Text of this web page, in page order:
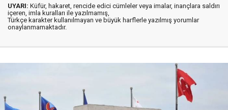
UYARI: Küfür, hakaret, rencide edici cümleler veya imalar, inançlara saldırı
içeren, imla kuralları ile yazılmamış,
Türkçe karakter kullanılmayan ve büyük harflerle yazılmış yorumlar
onaylanmamaktadır.